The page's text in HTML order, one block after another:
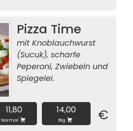
Pizza Time
11,80
Normal
14,00
Big €
mit Knoblauchwurst
(Sucuk), scharfe
Peperoni, Zwiebeln und
Spiegelei.